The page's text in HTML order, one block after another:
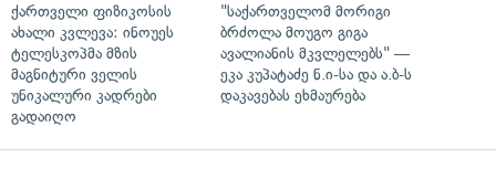
ქართველი ფიზიკოსის
ახალი კვლევა: ინოუეს
ტელესკოპმა მზის
მაგნიტური ველის
უნიკალური კადრები
გადაიღო
"საქართველომ მორიგი
ბრძოლა მოუგო გიგა
ავალიანის მკვლელებს" —
ეკა კუპატაძე ნ.ი-სა და ა.ბ-ს
დაკავებას ეხმაურება